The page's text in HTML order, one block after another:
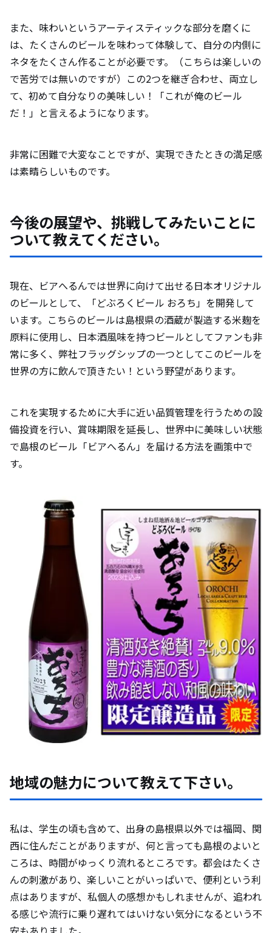
また、味わいというアーティスティックな部分を磨くに
は、たくさんのビールを味わって体験して、自分の内側に
ネタをたくさん作ることが必要です。（こちらは楽しいの
で苦労では無いのですが）この2つを継ぎ合わせ、両立し
て、初めて自分なりの美味しい！「これが俺のビール
だ！」と言えるようになります。
非常に困難で大変なことですが、実現できたときの満足感
は素晴らしいものです。
今後の展望や、挑戦してみたいことに
ついて教えてください。
現在、ビアへるんでは世界に向けて出せる日本オリジナル
のビールとして、「どぶろくビール おろち」を開発して
います。こちらのビールは島根県の酒蔵が製造する米麹を
原料に使用し、日本酒風味を持つビールとしてファンも非
常に多く、弊社フラッグシップの一つとしてこのビールを
世界の方に飲んで頂きたい！という野望があります。
これを実現するために大手に近い品質管理を行うための設
備投資を行い、賞味期限を延長し、世界中に美味しい状態
で島根のビール「ビアへるん」を届ける方法を画策中で
す。
地域の魅力について教えて下さい。
私は、学生の頃も含めて、出身の島根県以外では福岡、関
西に住んだことがありますが、何と言っても島根のよいと
ころは、時間がゆっくり流れるところです。都会はたくさ
んの刺激があり、楽しいことがいっぱいで、便利という利
点はありますが、私個人の感想かもしれませんが、追われ
る感じや流行に乗り遅れてはいけない気分になるという不